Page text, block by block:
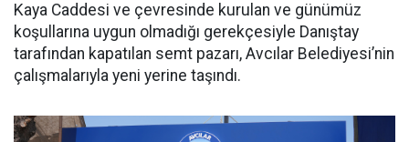
Kaya Caddesi ve çevresinde kurulan ve günümüz
koşullarına uygun olmadığı gerekçesiyle Danıştay
tarafından kapatılan semt pazarı, Avcılar Belediyesi’nin
çalışmalarıyla yeni yerine taşındı.